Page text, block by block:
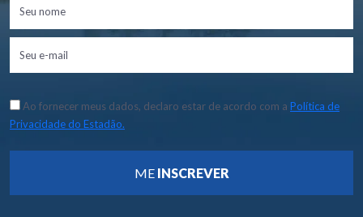
Ao fornecer meus dados, declaro estar de acordo com a Política de
Privacidade do Estadão.
ME INSCREVER